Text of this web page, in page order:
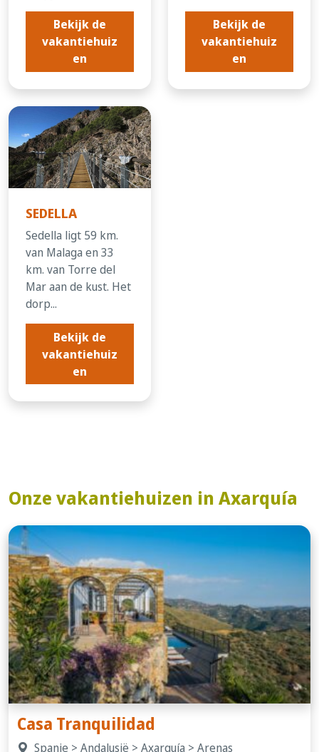
Bekijk de
vakantiehuiz
en
Bekijk de
vakantiehuiz
en
SEDELLA
Sedella ligt 59 km.
van Malaga en 33
km. van Torre del
Mar aan de kust. Het
dorp...
Bekijk de
vakantiehuiz
en
Onze vakantiehuizen in Axarquía
Casa Tranquilidad
Spanje > Andalusië > Axarquía > Arenas